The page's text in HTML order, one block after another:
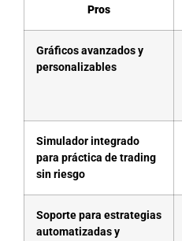
Pros
Gráficos avanzados y
personalizables
Simulador integrado
para práctica de trading
sin riesgo
Soporte para estrategias
automatizadas y